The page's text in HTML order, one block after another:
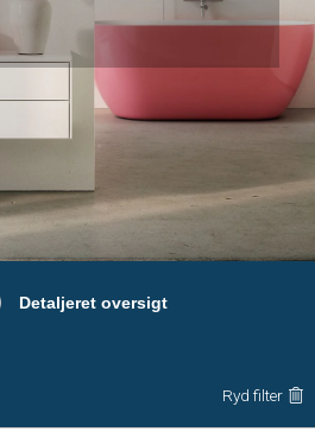
Detaljeret oversigt
Ryd filter